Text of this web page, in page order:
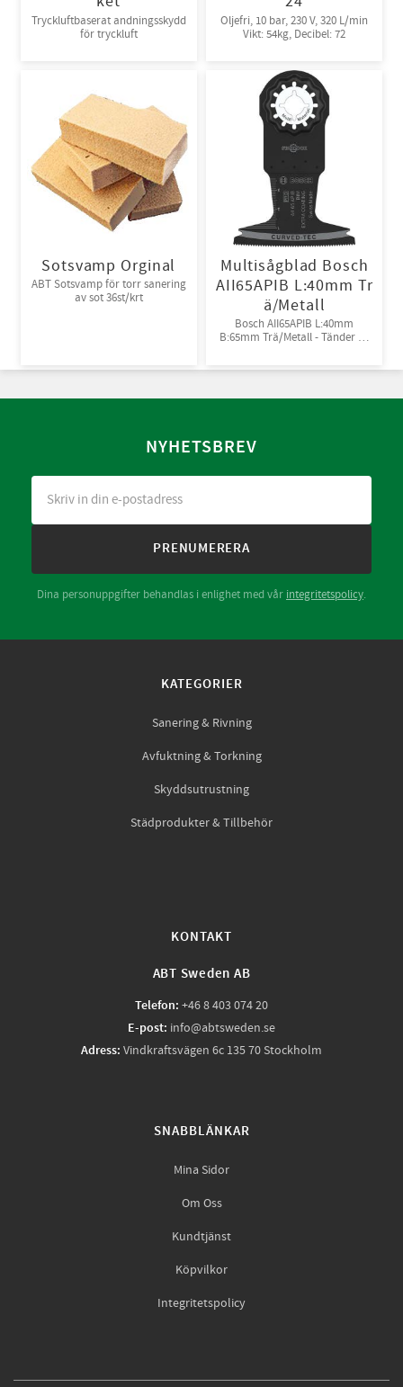
Tryckluftbaserat andningsskydd
för tryckluft
Oljefri, 10 bar, 230 V, 320 L/min
Vikt: 54kg, Decibel: 72
Sotsvamp Orginal
ABT Sotsvamp för torr sanering
av sot 36st/krt
Multisågblad Bosch
AII65APIB L:40mm Tr
ä/Metall
Bosch AII65APIB L:40mm
B:65mm Trä/Metall - Tänder av
NYHETSBREV
PRENUMERERA
Dina personuppgifter behandlas i enlighet med vår integritetspolicy.
KATEGORIER
Sanering & Rivning
Avfuktning & Torkning
Skyddsutrustning
Städprodukter & Tillbehör
KONTAKT
ABT Sweden AB
Telefon: +46 8 403 074 20
E-post: info@abtsweden.se
Adress: Vindkraftsvägen 6c 135 70 Stockholm
SNABBLÄNKAR
Mina Sidor
Om Oss
Kundtjänst
Köpvilkor
Integritetspolicy